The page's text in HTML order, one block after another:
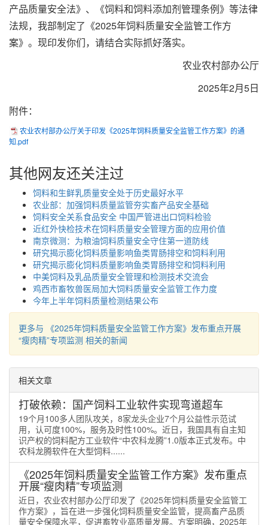
产品质量安全法》、《饲料和饲料添加剂管理条例》等法律
法规，我部制定了《2025年饲料质量安全监管工作方
案》。现印发你们，请结合实际抓好落实。
农业农村部办公厅
2025年2月5日
附件：
农业农村部办公厅关于印发《2025年饲料质量安全监管工作方案》的通
知.pdf
其他网友还关注过
饲料和生鲜乳质量安全处于历史最好水平
农业部：加强饲料质量监管夯实畜产品安全基础
饲料安全关系食品安全 中国严管进出口饲料检验
近红外快检技术在饲料质量安全管理方面的应用价值
南京微测：为粮油饲料质量安全守住第一道防线
研究揭示膨化饲料质量影响鱼类胃肠排空和饲料利用
研究揭示膨化饲料质量影响鱼类胃肠排空和饲料利用
中美饲料及乳品质量安全管理和检测技术交流会
鸡西市畜牧兽医局加大饲料质量安全监管工作力度
今年上半年饲料质量检测结果公布
更多与 《2025年饲料质量安全监管工作方案》发布重点开展
“瘦肉精”专项监测 相关的新闻
相关文章
打破依赖：国产饲料工业软件实现弯道超车
19个月100多人团队攻关，8家龙头企业7个月公益性示范试
用，认可度100%，服务及时性100%。近日，我国具有自主知
识产权的饲料配方工业软件“中农科龙腾”1.0版本正式发布。中
农科龙腾软件在大型饲料......
《2025年饲料质量安全监管工作方案》发布重点
开展“瘦肉精”专项监测
近日，农业农村部办公厅印发了《2025年饲料质量安全监管工
作方案》，旨在进一步强化饲料质量安全监管，提高畜产品质
量安全保障水平，促进畜牧业高质量发展。方案明确，2025年